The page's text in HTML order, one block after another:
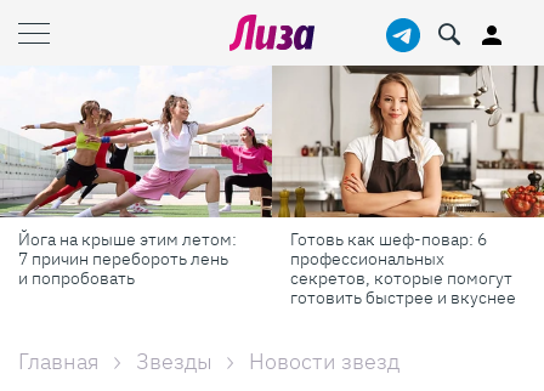
Готовь как шеф-повар: 6
профессиональных
секретов, которые помогут
готовить быстрее и вкуснее
Масштабные
самые красивые
России в августе
Главная Звезды Новости звезд